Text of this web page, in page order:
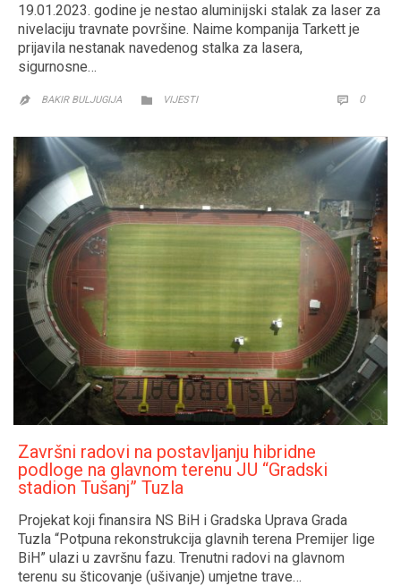
19.01.2023. godine je nestao aluminijski stalak za laser za
nivelaciju travnate površine. Naime kompanija Tarkett je
prijavila nestanak navedenog stalka za lasera,
sigurnosne…
 BAKIR BULJUGIJA  CATEGORY
VIJESTI  0
Završni radovi na postavljanju hibridne
podloge na glavnom terenu JU “Gradski
stadion Tušanj” Tuzla
Projekat koji finansira NS BiH i Gradska Uprava Grada
Tuzla “Potpuna rekonstrukcija glavnih terena Premijer lige
BiH” ulazi u završnu fazu. Trenutni radovi na glavnom
terenu su šticovanje (ušivanje) umjetne trave…